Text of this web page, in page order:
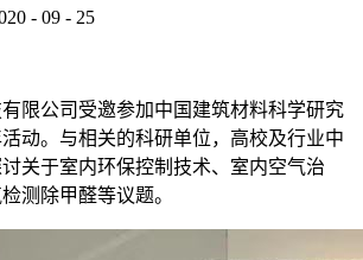
- 09 - 25
限公司受邀参加中国建筑材料科学研究
活动。与相关的科研单位，高校及行业中
关于室内环保控制技术、室内空气治
测除甲醛等议题。